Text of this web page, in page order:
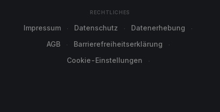
RECHTLICHES
Impressum Datenschutz
Datenerhebung
AGB
Barrierefreiheitserklärung
Cookie-Einstellungen